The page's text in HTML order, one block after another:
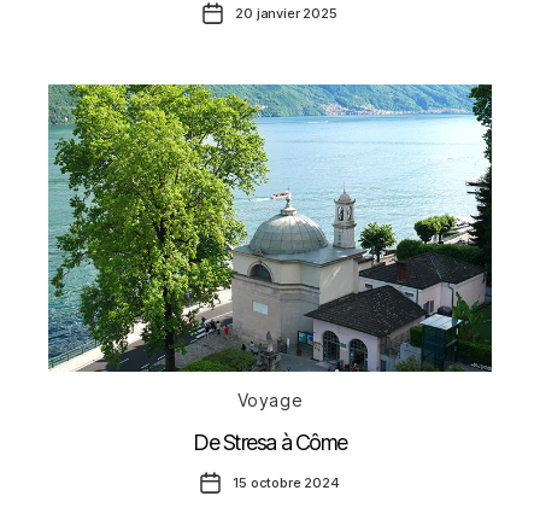
Date
de
20 janvier 2025
Catégories
Voyage
De Stresa à Côme
Date
de
15 octobre 2024